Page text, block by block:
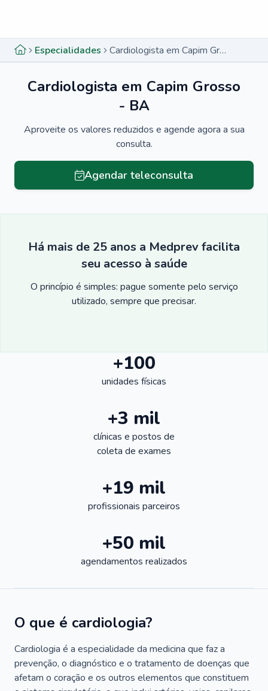
Especialidades Cardiologista em Capim Grosso - BA
Cardiologista em Capim Grosso
- BA
Aproveite os valores reduzidos e agende agora a sua
consulta.
Agendar teleconsulta
Há mais de 25 anos a Medprev facilita
seu acesso à saúde
O princípio é simples: pague somente pelo serviço
utilizado, sempre que precisar.
+100
unidades físicas
+3 mil
clínicas e postos de
coleta de exames
+19 mil
profissionais parceiros
+50 mil
agendamentos realizados
O que é cardiologia?
Cardiologia é a especialidade da medicina que faz a
prevenção, o diagnóstico e o tratamento de doenças que
afetam o coração e os outros elementos que constituem